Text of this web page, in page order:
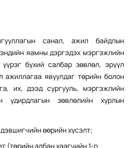
санал, ажил байдлын
яамны дэргэдэх мэргэжлийн
бүхий салбар зөвлөл, эрүүл
ажиллагаа явуулдаг төрийн болон
их, дээд сургууль, мэргэжлийн
удирдлагын зөвлөлийн хурлын
өөрийн хүсэлт;
(төрийн албан хаагчийн 1-р